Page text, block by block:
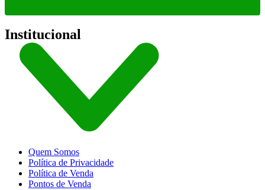
Institucional
Quem Somos
Política de Privacidade
Política de Venda
Pontos de Venda